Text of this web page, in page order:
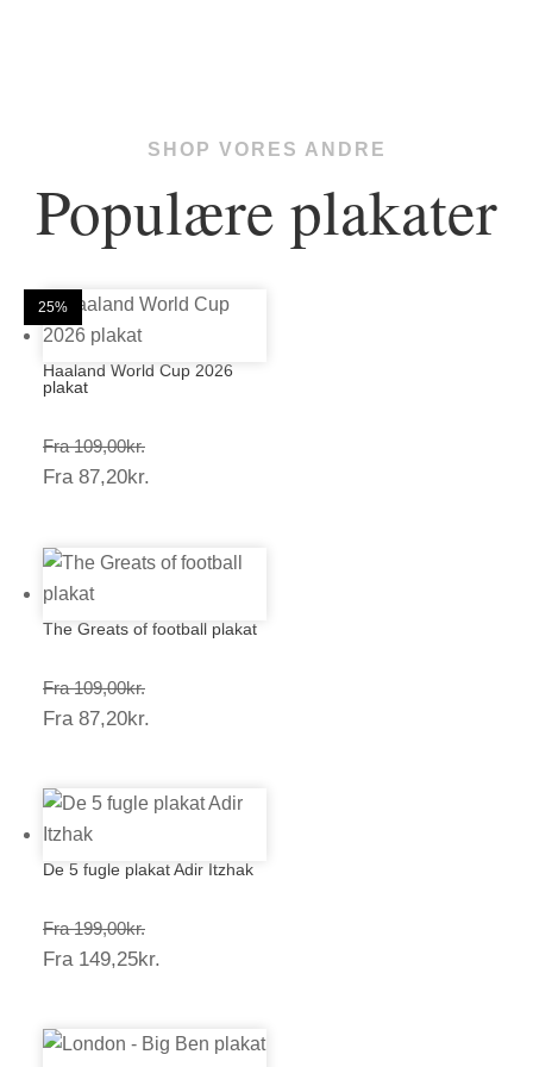
SHOP VORES ANDRE
Populære plakater
20%
Haaland World Cup 2026
plakat
Fra 109,00kr.Prisinterval:
109,00kr.
Fra 87,20kr.
20%
The Greats of football plakat
Fra 109,00kr.Prisinterval:
109,00kr.
Fra 87,20kr.
25%
De 5 fugle plakat Adir Itzhak
Fra 199,00kr.Prisinterval:
199,00kr.
Fra 149,25kr.
25%
25%
25%
25%
25%
20%
25%
25%
25%